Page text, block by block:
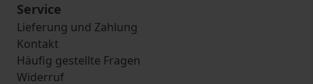
Service
Lieferung und Zahlung
Kontakt
Häufig gestellte Fragen
Widerruf